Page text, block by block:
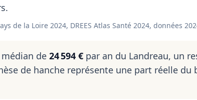
de la Loire 2024, DREES Atlas Santé 2024, données
de 24 594 € par an du Landreau, un
de hanche représente une part réelle du